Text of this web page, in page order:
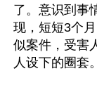
了。意识到事
现，短短3个
似案件，受害
人设下的圈套。